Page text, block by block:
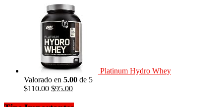
Platinum Hydro Whey
Valorado en 5.00 de 5
$110.00 $95.00